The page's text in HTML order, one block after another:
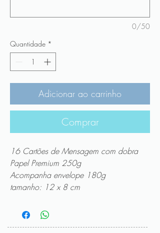
0/50
Quantidade *
Adicionar ao carrinho
Comprar
16 Cartões de Mensagem com dobra
Papel Premium 250g
Acompanha envelope 180g
tamanho: 12 x 8 cm